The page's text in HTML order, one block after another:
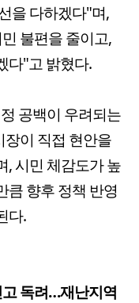
을 다하겠다"며,
불편을 줄이고,
다"고 밝혔다.
공백이 우려되는
이 직접 현안을
, 시민 체감도가 높
큼 향후 정책 반영
다.
독려…재난지역